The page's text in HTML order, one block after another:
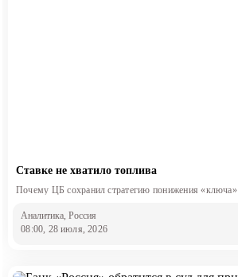
Ставке не хватило топлива
Почему ЦБ сохранил стратегию понижения «ключа»
Аналитика , Россия
08:00, 28 июля, 2026